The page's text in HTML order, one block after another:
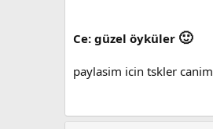
Ce: güzel öyküler 🙂
paylasim icin tskler canim